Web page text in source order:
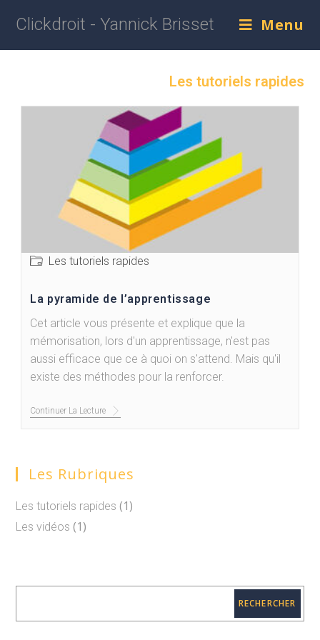
Clickdroit - Yannick Brisset Menu
Les tutoriels rapides
Les tutoriels rapides
La pyramide de l’apprentissage
Cet article vous présente et explique que la
mémorisation, lors d'un apprentissage, n'est pas
aussi efficace que ce à quoi on s'attend. Mais qu'il
existe des méthodes pour la renforcer.
Continuer La Lecture
Les Rubriques
Les tutoriels rapides (1)
Les vidéos (1)
RECHERCHER